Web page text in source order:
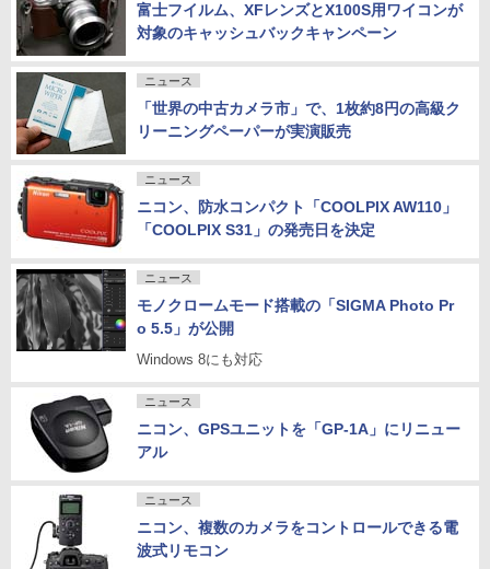
富士フイルム、XFレンズとX100S用ワイコンが
対象のキャッシュバックキャンペーン
ニュース
「世界の中古カメラ市」で、1枚約8円の高級ク
リーニングペーパーが実演販売
ニュース
ニコン、防水コンパクト「COOLPIX AW110」
「COOLPIX S31」の発売日を決定
ニュース
モノクロームモード搭載の「SIGMA Photo Pr
o 5.5」が公開
Windows 8にも対応
ニュース
ニコン、GPSユニットを「GP-1A」にリニュー
アル
ニュース
ニコン、複数のカメラをコントロールできる電
波式リモコン